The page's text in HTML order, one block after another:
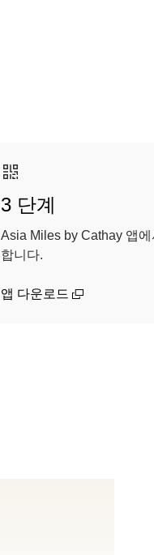
3 단계
Asia Miles by Cathay 앱
합니다.
앱 다운로드 (open in a